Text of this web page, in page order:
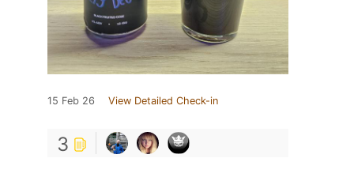
15 Feb 26 View Detailed Check-in
3